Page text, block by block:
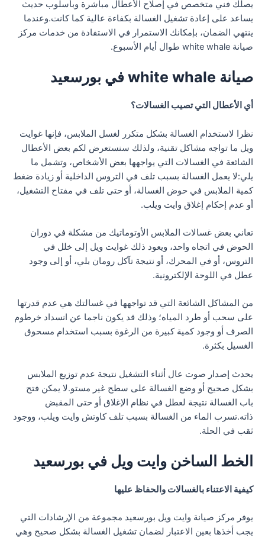
يصلك فني متخصص في إصلاح الأعطال مباشرة وبأسلوب حديث
يساعد على إعادة تشغيل الغسالة بكفاءة عالية كما كانت.وعندما
ينتهي الضمان، بإمكانك الاستمرار في الاستفادة من خدمات مركز
صيانة white whale طوال أيام الأسبوع.
صيانة white whale في بورسعيد
أي الأعطال التي تصيب الغسالات؟
نظرا لاستخدام الغسالة بشكل متكرر لغسل الملابس، فإنها غوايت
ويل ما تواجه مشاكل تقنية، ولذلك سنستعرض لكم بعض الأعطال
الشائعة في الغسالات التي يواجهها بعض الأشخاص، وتشمل ما
يلي:لا يعمل الغسالة بسبب تلف في التروس الداخلية أو زيادة ضغط
كمية الملابس في حوض الغسالة، أو حتى تلف في مفتاح التشغيل،
أو عدم إحكام إغلاق وايت ويلب.
تعاني بعض غسالات الملابس الأوتوماتيك من مشكلة في دوران
الحوض في اتجاه واحد، ويعود ذلك غوايت ويل إلى خلل في
التروس، أو في المحرك، أو نتيجة تآكل رومان بلي، أو إلى وجود
عطل في اللوحة الإلكترونية.
من المشاكل الشائعة التي قد تواجهها في غسالتك هي عدم قدرتها
على سحب أو طرد المياه؛ وذلك قد يكون ناجما عن انسداد خرطوم
الصرف أو وجود كمية كبيرة من الرغوة بسبب استخدام مسحوق
الغسيل بكثرة.
يحدث إصدار صوت عال أثناء التشغيل نتيجة عدم توزيع الملابس
بشكل صحيح أو وضع الغسالة على سطح غير مستو.لا يمكن فتح
باب الغسالة نتيجة لعطل في نظام الإغلاق أو حتى المقبض
ذاته.تسرب الماء من الغسالة بسبب تلف كاوتش وايت ويلب، ووجود
ثقب في الحلة.
الخط الساخن وايت ويل في بورسعيد
كيفية الاعتناء بالغسالات والحفاظ عليها
يوفر مركز صيانة وايت ويل بورسعيد مجموعة من الإرشادات التي
يجب أخذها بعين الاعتبار لضمان تشغيل الغسالة بشكل صحيح وهي